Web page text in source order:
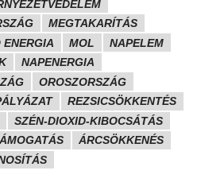
MEGTAKARÍTÁS
MOL
NAPELEM
NAPENERGIA
OROSZORSZÁG
REZSICSÖKKENTÉS
SZÉN-DIOXID-KIBOCSÁTÁS
ÁRCSÖKKENÉS